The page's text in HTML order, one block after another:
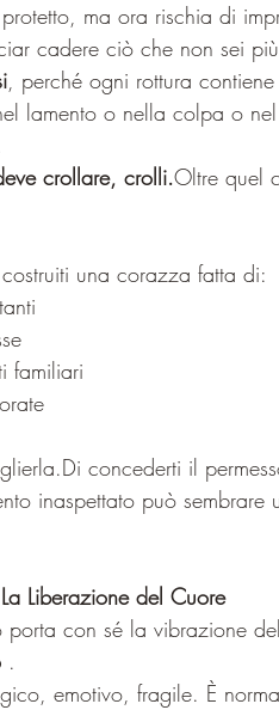
ma ora rischia di
cadere ciò che non sei
, perché ogni rottura
lamento o nella colpa o
crollare, crolli.Oltre quel
una corazza fatta di:
familiari
concederti il
inaspettato può sembrare
Liberazione del Cuore
con sé la vibrazione del
.
emotivo, fragile. È